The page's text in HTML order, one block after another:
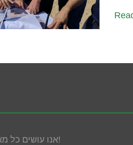
אנו עושים כל מאמץ להשלים את הנגשת האתר! במידה ונתקלת בבעיה אנא פנה אלינו!